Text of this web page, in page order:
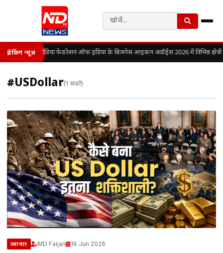
ब्रेकिंग न्यूज़ मीडिया फेडरेशन ऑफ इंडिया के बिजनेस आइकन अवॉर्ड्स 2026 में विभिन्न
#USDollar(1 खबरें)
व्यापार MD Faijan 18 Jun 2026